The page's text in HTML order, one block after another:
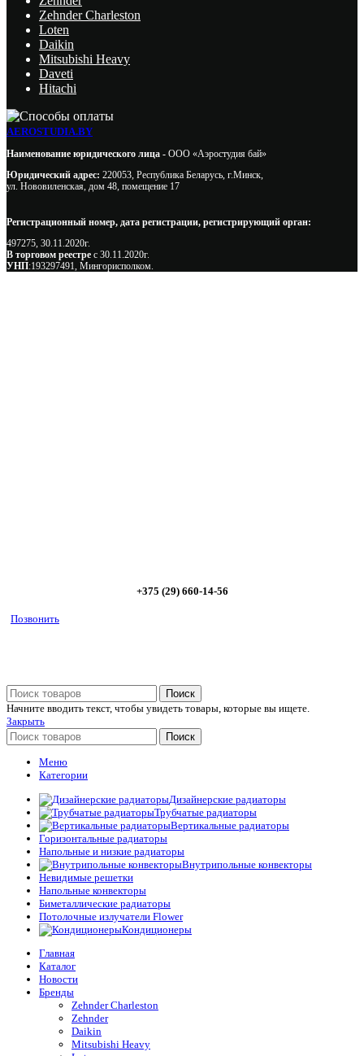
Zehnder Charleston
Loten
Daikin
Mitsubishi Heavy
Daveti
Hitachi
AEROSTUDIA.BY
Наименование юридического лица - ООО «Аэростудия бай»
Юридический адрес: 220053, Республика Беларусь, г.Минск,
ул. Нововиленская, дом 48, помещение 17
Регистрационный номер, дата регистрации, регистрирующий орган:
497275, 30.11.2020г.
В торговом реестре с 30.11.2020г.
УНП:193297491, Мингорисполком.
+375 (29) 660-14-56
Позвонить
Поиск
Начните вводить текст, чтобы увидеть товары, которые вы ищете.
Закрыть
Поиск
Меню
Категории
Дизайнерские радиаторы
Трубчатые радиаторы
Вертикальные радиаторы
Горизонтальные радиаторы
Напольные и низкие радиаторы
Внутрипольные конвекторы
Невидимые решетки
Напольные конвекторы
Биметаллические радиаторы
Потолочные излучатели Flower
Кондиционеры
Главная
Каталог
Новости
Бренды
Zehnder Charleston
Zehnder
Daikin
Mitsubishi Heavy